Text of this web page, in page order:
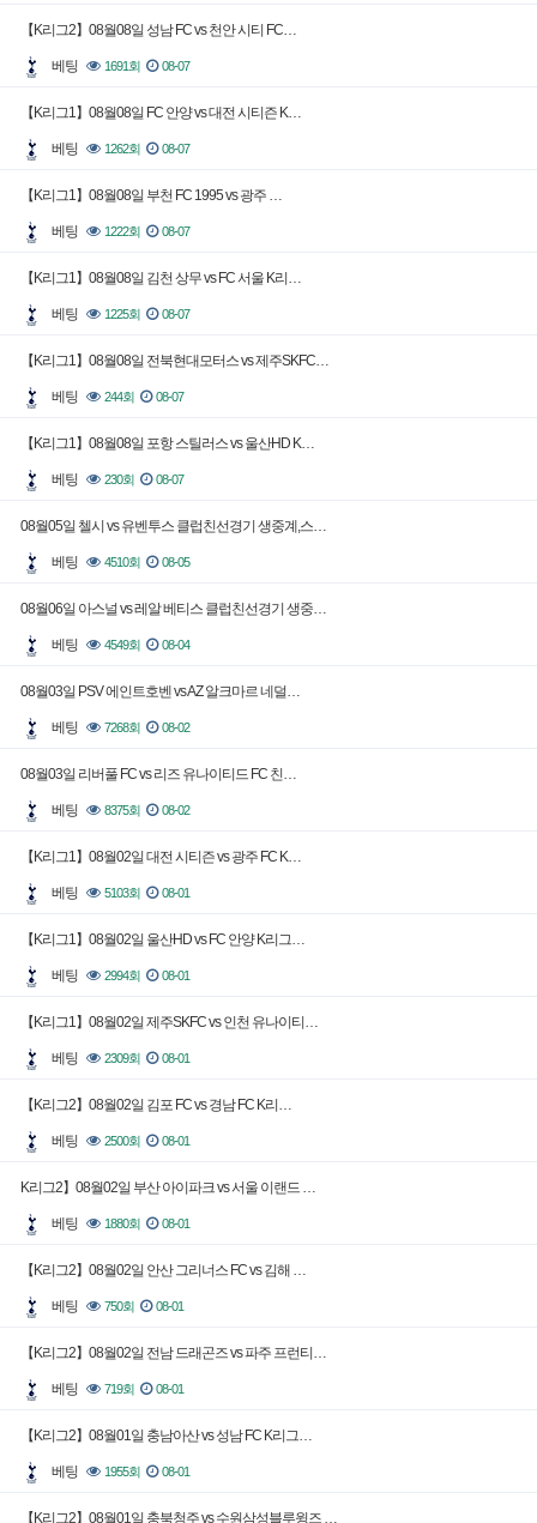
【K리그2】08월08일 성남 FC vs 천안 시티 FC…
베팅 1691회 08-07
【K리그1】08월08일 FC 안양 vs 대전 시티즌 K…
베팅 1262회 08-07
【K리그1】08월08일 부천 FC 1995 vs 광주 …
베팅 1222회 08-07
【K리그1】08월08일 김천 상무 vs FC 서울 K리…
베팅 1225회 08-07
【K리그1】08월08일 전북현대모터스 vs 제주SKFC…
베팅 244회 08-07
【K리그1】08월08일 포항 스틸러스 vs 울산HD K…
베팅 230회 08-07
08월05일 첼시 vs 유벤투스 클럽친선경기 생중계,스…
베팅 4510회 08-05
08월06일 아스널 vs 레알 베티스 클럽친선경기 생중…
베팅 4549회 08-04
08월03일 PSV 에인트호벤 vs AZ 알크마르 네덜…
베팅 7268회 08-02
08월03일 리버풀 FC vs 리즈 유나이티드 FC 친…
베팅 8375회 08-02
【K리그1】08월02일 대전 시티즌 vs 광주 FC K…
베팅 5103회 08-01
【K리그1】08월02일 울산HD vs FC 안양 K리그…
베팅 2994회 08-01
【K리그1】08월02일 제주SKFC vs 인천 유나이티…
베팅 2309회 08-01
【K리그2】08월02일 김포 FC vs 경남 FC K리…
베팅 2500회 08-01
K리그2】08월02일 부산 아이파크 vs 서울 이랜드 …
베팅 1880회 08-01
【K리그2】08월02일 안산 그리너스 FC vs 김해 …
베팅 750회 08-01
【K리그2】08월02일 전남 드래곤즈 vs 파주 프런티…
베팅 719회 08-01
【K리그2】08월01일 충남아산 vs 성남 FC K리그…
베팅 1955회 08-01
【K리그2】08월01일 충북청주 vs 수원삼성블루윙즈 …